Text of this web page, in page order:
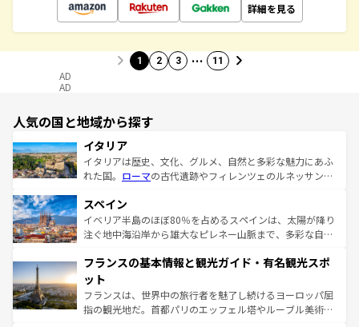
詳細を見る
1 2 3 … 11
AD
AD
人気の国と地域から探す
イタリア
イタリアは歴史、文化、グルメ、自然と多彩な魅力にあふ
れた国。 ローマの古代遺跡やフィレンツェのルネッサンス
ろん、トスカーナの美しい田園風景やアマルフィ海岸の絶
景など、自然景観も見逃せない。観光の合間には、本場の
ピザやパスタなど、絶品のイタリア料理を堪能することも
ませてくれるイタリアで、忘れられない旅をしてみよう！
なお、新着のイタリア情報は
しい。
スペイン
イベリア半島のほぼ80％を占めるスペインは、太陽が降り
注ぐ地中海沿岸から雄大なピレネー山脈まで、多彩な自然
文化が根付くこの国では、情熱的なフラメンコ、熱気あふ
れる闘牛、そして美味しいタパスが生活の一部となってい
る。首都マドリードの洗練された雰囲気や、バルセロナの
アートに溢れた街角から、地方では古代ローマ遺跡や中世
フランスの基本情報と観光ガイド・有名観光スポ
ット
フランスは、世界中の旅行者を魅了し続けるヨーロッパ屈
指の観光地だ。首都パリのエッフェル塔やルーブル美術館